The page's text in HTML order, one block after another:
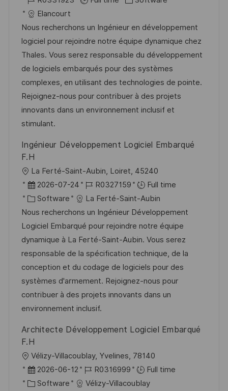
c
a
t
i
o
n
t
e
d
D
a
t
e
o
b
I
d
t
e
g
o
r
y
Elancourt
Nous recherchons un Ingénieur en développement
logiciel pour rejoindre notre équipe dynamique chez
Thales. Vous serez responsable du développement
de logiciels embarqués pour des systèmes
complexes, en utilisant des technologies de pointe.
Rejoignez-nous pour contribuer à des projets
innovants dans un environnement inclusif et
stimulant.
Ingénieur Développement Logiciel Embarqué
F.H
L
o
c
a
t
i
o
n
La Ferté-Saint-Aubin, Loiret, 45240
P
o
s
t
e
d
D
a
t
e
2026-07-24
J
o
b
I
d
R0327159
Full time
C
a
t
e
g
o
r
y
Software
La Ferté-Saint-Aubin
Nous recherchons un Ingénieur Développement
Logiciel Embarqué pour rejoindre notre équipe
dynamique à La Ferté-Saint-Aubin. Vous serez
responsable de la spécification technique, de la
conception et du codage de logiciels pour des
systèmes d'armement. Rejoignez-nous pour
contribuer à des projets innovants dans un
environnement inclusif.
Architecte Développement Logiciel Embarqué
F.H
L
o
c
Vélizy-Villacoublay, Yvelines, 78140
P
o
2026-06-12
J
o
R0316999
Full time
C Software
Vélizy-Villacoublay